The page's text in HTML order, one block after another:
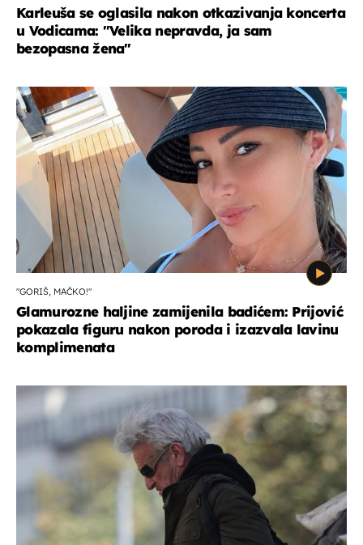
Karleuša se oglasila nakon otkazivanja koncerta
u Vodicama: "Velika nepravda, ja sam
bezopasna žena"
"GORIŠ, MAČKO!"
Glamurozne haljine zamijenila badićem: Prijović
pokazala figuru nakon poroda i izazvala lavinu
komplimenata